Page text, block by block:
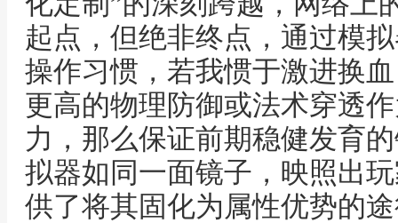
起点，但绝非终点，通过模
操作习惯，若我惯于激进换
更高的物理防御或法术穿透
力，那么保证前期稳健发育
拟器如同一面镜子，映照出
供了将其固化为属性优势的